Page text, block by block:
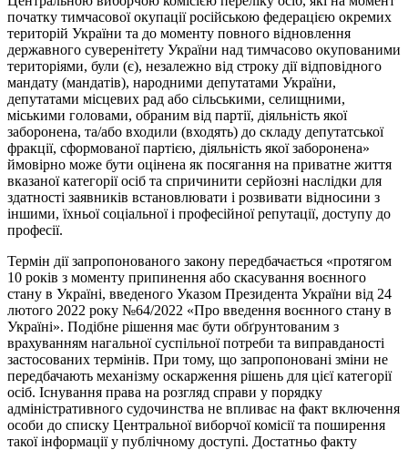
початку тимчасової окупації російською федерацією окремих
територій України та до моменту повного відновлення
державного суверенітету України над тимчасово окупованими
територіями, були (є), незалежно від строку дії відповідного
мандату (мандатів), народними депутатами України,
депутатами місцевих рад або сільськими, селищними,
міськими головами, обраним від партії, діяльність якої
заборонена, та/або входили (входять) до складу депутатської
фракції, сформованої партією, діяльність якої заборонена»
ймовірно може бути оцінена як посягання на приватне життя
вказаної категорії осіб та спричинити серйозні наслідки для
здатності заявників встановлювати і розвивати відносини з
іншими, їхньої соціальної і професійної репутації, доступу до
професії.
Термін дії запропонованого закону передбачається «протягом
10 років з моменту припинення або скасування воєнного
стану в Україні, введеного Указом Президента України від 24
лютого 2022 року №64/2022 «Про введення воєнного стану в
Україні». Подібне рішення має бути обґрунтованим з
врахуванням нагальної суспільної потреби та виправданості
застосованих термінів. При тому, що запропоновані зміни не
передбачають механізму оскарження рішень для цієї категорії
осіб. Існування права на розгляд справи у порядку
адміністративного судочинства не впливає на факт включення
особи до списку Центральної виборчої комісії та поширення
такої інформації у публічному доступі. Достатньо факту